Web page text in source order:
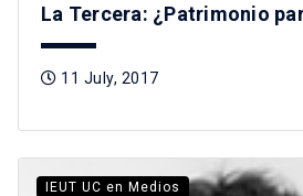
La Tercera: ¿Patrimonio
11 July, 2017
IEUT UC en Medios